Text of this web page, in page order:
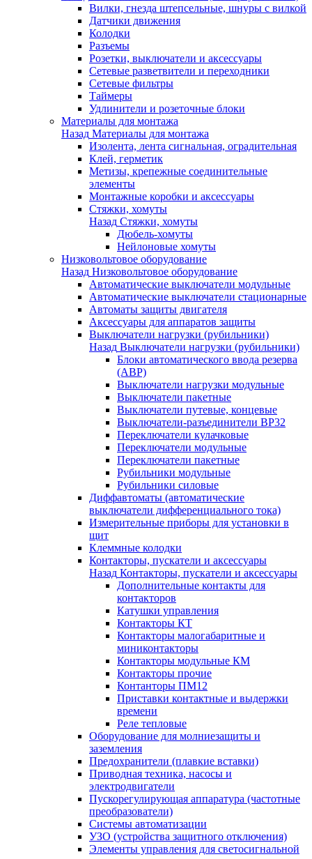
Вилки, гнезда штепсельные, шнуры с вилкой
Датчики движения
Колодки
Разъемы
Розетки, выключатели и аксессуары
Сетевые разветвители и переходники
Сетевые фильтры
Таймеры
Удлинители и розеточные блоки
Материалы для монтажа
Назад Материалы для монтажа
Изолента, лента сигнальная, оградительная
Клей, герметик
Метизы, крепежные соединительные
элементы
Монтажные коробки и аксессуары
Стяжки, хомуты
Назад Стяжки, хомуты
Дюбель-хомуты
Нейлоновые хомуты
Низковольтовое оборудование
Назад Низковольтовое оборудование
Автоматические выключатели модульные
Автоматические выключатели стационарные
Автоматы защиты двигателя
Аксессуары для аппаратов защиты
Выключатели нагрузки (рубильники)
Назад Выключатели нагрузки (рубильники)
Блоки автоматического ввода резерва
(АВР)
Выключатели нагрузки модульные
Выключатели пакетные
Выключатели путевые, концевые
Выключатели-разъединители ВР32
Переключатели кулачковые
Переключатели модульные
Переключатели пакетные
Рубильники модульные
Рубильники силовые
Диффавтоматы (автоматические
выключатели дифференциального тока)
Измерительные приборы для установки в
щит
Клеммные колодки
Контакторы, пускатели и аксессуары
Назад Контакторы, пускатели и аксессуары
Дополнительные контакты для
контакторов
Катушки управления
Контакторы КТ
Контакторы малогабаритные и
миниконтакторы
Контакторы модульные КМ
Контакторы прочие
Контанторы ПМ12
Приставки контактные и выдержки
времени
Реле тепловые
Оборудование для молниезащиты и
заземления
Предохранители (плавкие вставки)
Приводная техника, насосы и
электродвигатели
Пускорегулирующая аппаратура (частотные
преобразователи)
Системы автоматизации
УЗО (устройства защитного отключения)
Элементы управления для светосигнальной